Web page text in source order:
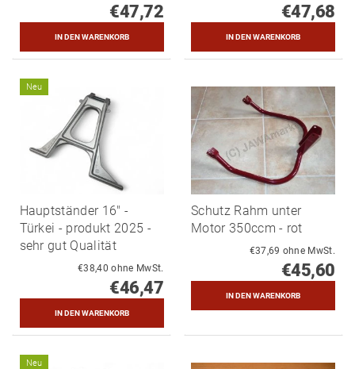
€47,72 €47,68
Neu
Hauptständer 16" -
Türkei - produkt 2025 -
sehr gut Qualität
€38,40 ohne MwSt.
€46,47
Schutz Rahm unter
Motor 350ccm - rot
€37,69 ohne MwSt.
€45,60
Neu